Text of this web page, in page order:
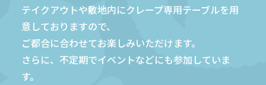
テイクアウトや敷地内にクレープ専用テーブルを用
意しておりますので、
ご都合に合わせてお楽しみいただけます。
さらに、不定期でイベントなどにも参加していま
す。